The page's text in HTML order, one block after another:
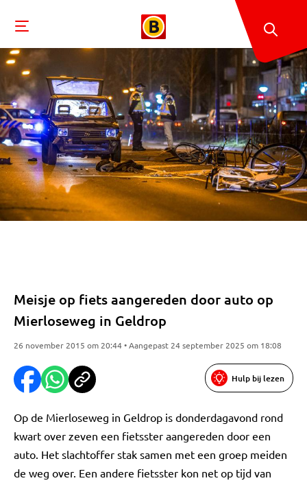
Meisje op fiets aangereden door auto op
Mierloseweg in Geldrop
26 november 2015 om 20:44 • Aangepast 24 september 2025 om 18:08
Hulp bij lezen
Op de Mierloseweg in Geldrop is donderdagavond rond
kwart over zeven een fietsster aangereden door een
auto. Het slachtoffer stak samen met een groep meiden
de weg over. Een andere fietsster kon net op tijd van